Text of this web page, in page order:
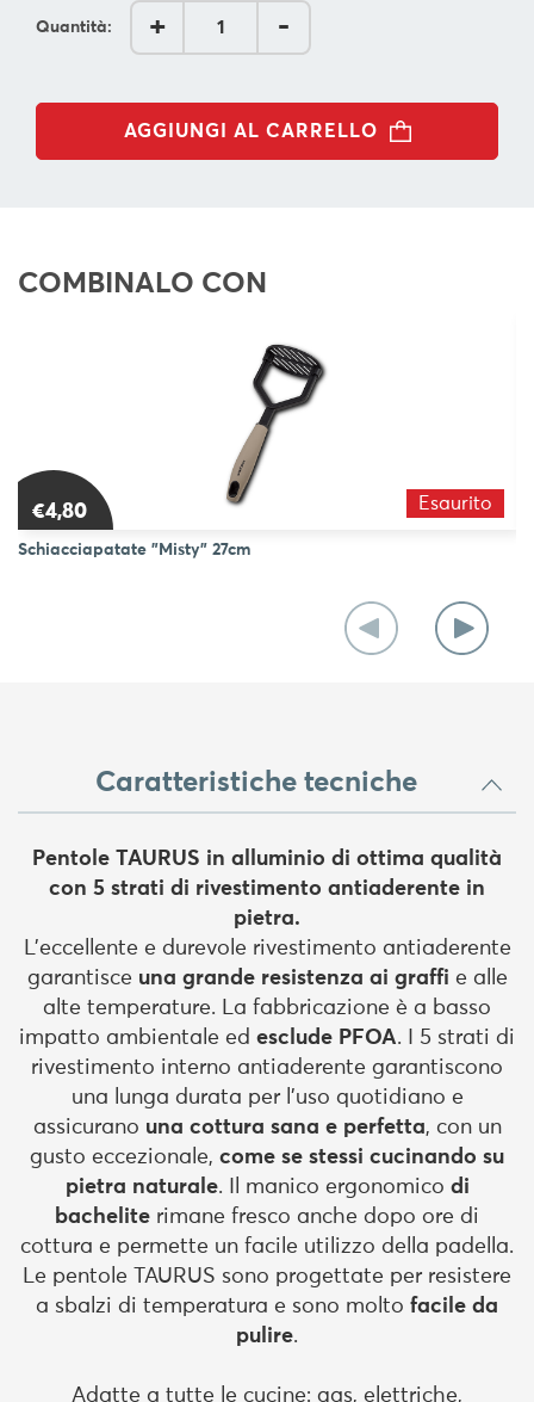
Quantità: + -
AGGIUNGI AL CARRELLO
COMBINALO CON
Esaurito
€4,80
Schiacciapatate "Misty" 27cm
Caratteristiche tecniche
Pentole TAURUS in alluminio di ottima qualità
con 5 strati di rivestimento antiaderente in
pietra.
L'eccellente e durevole rivestimento antiaderente
garantisce una grande resistenza ai graffi e alle
alte temperature. La fabbricazione è a basso
impatto ambientale ed esclude PFOA. I 5 strati di
rivestimento interno antiaderente garantiscono
una lunga durata per l'uso quotidiano e
assicurano una cottura sana e perfetta, con un
gusto eccezionale, come se stessi cucinando su
pietra naturale. Il manico ergonomico di
bachelite rimane fresco anche dopo ore di
cottura e permette un facile utilizzo della padella.
Le pentole TAURUS sono progettate per resistere
a sbalzi di temperatura e sono molto facile da
pulire.
Adatte a tutte le cucine: gas, elettriche,